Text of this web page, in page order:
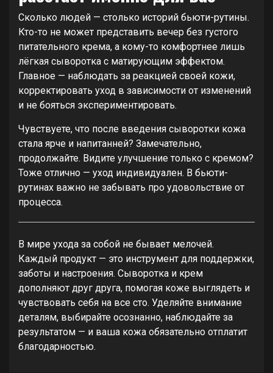
Сколько людей — столько историй бьюти-рутины.
Кто-то не может представить вечер без густого
питательного крема, а кому-то комфортнее лишь
лёгкая сыворотка с матирующим эффектом.
Главное — наблюдать за реакцией своей кожи,
корректировать уход в зависимости от изменений
и не бояться экспериментировать.
Чувствуете, что после введения сыворотки кожа
стала ярче и напитанней? Замечательно,
продолжайте. Видите улучшение только с кремом?
Тоже отлично — уход индивидуален. В бьюти-
рутинах важно не забывать про удовольствие от
процесса.
В мире ухода за собой не бывает мелочей.
Каждый продукт — это инструмент для поддержки,
заботы и настроения. Сыворотка и крем
дополняют друг друга, помогая коже выглядеть и
чувствовать себя на все сто. Уделяйте внимание
деталям, выбирайте осознанно, наблюдайте за
результатом — и ваша кожа обязательно отплатит
благодарностью.